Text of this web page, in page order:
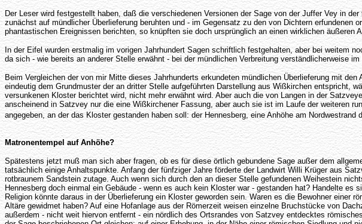
Der Leser wird festgestellt haben, daß die verschiedenen Versionen der Sage von der Juffer Vey in
zunächst auf mündlicher Überlieferung beruhten und - im Gegensatz zu den von Dichtern
phantastischen Ereignissen berichten, so knüpften sie doch ursprünglich an einen wirklichen äußeren
In der Eifel wurden erstmalig im vorigen Jahrhundert Sagen schriftlich festgehalten, aber bei weitem
da sich - wie bereits an anderer Stelle erwähnt - bei der mündlichen Verbreitung verständlicherweise
Beim Vergleichen der von mir Mitte dieses Jahrhunderts erkundeten mündlichen Überlieferung mit
eindeutig dem Grundmuster der an dritter Stelle aufgeführten Darstellung aus Wißkirchen entspricht,
versunkenen Kloster berichtet wird, nicht mehr erwähnt wird. Aber auch die von Langen in der
anscheinend in Satzvey nur die eine Wißkirchener Fassung, aber auch sie ist im Laufe der weiteren
angegeben, an der das Kloster gestanden haben soll: der Hennesberg, eine Anhöhe am Nordwestrand
Matronentempel auf Anhöhe?
Spätestens jetzt muß man sich aber fragen, ob es für diese örtlich gebundene Sage außer dem
tatsächlich einige Anhaltspunkte. Anfang der fünfziger Jahre förderte der Landwirt Willi Krüger aus
rotbraunem Sandstein zutage. Auch wenn sich durch den an dieser Stelle gefundenen Weihestein
Hennesberg doch einmal ein Gebäude - wenn es auch kein Kloster war - gestanden hat? Handelte
Religion könnte daraus in der Überlieferung ein Kloster geworden sein. Waren es die Bewohner einer
Altäre gewidmet haben? Auf eine Hofanlage aus der Römerzeit weisen einzelne Bruchstücke von
außerdem - nicht weit hiervon entfernt - ein nördlich des Ortsrandes von Satzvey entdecktes